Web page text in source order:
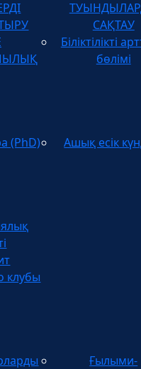
САҚТАУ
Біліктілікті
бөлімі
(PhD) Ашық есік
клубы
Ғылыми-